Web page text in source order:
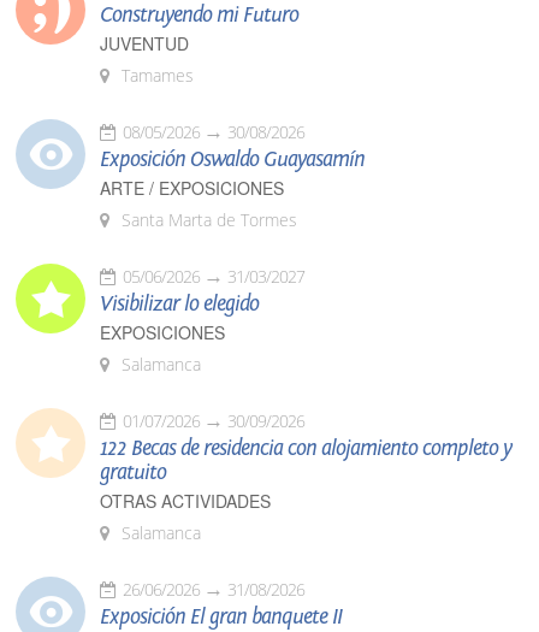
Construyendo mi Futuro
JUVENTUD
Tamames
08/05/2026 30/08/2026
Exposición Oswaldo Guayasamín
ARTE / EXPOSICIONES
Santa Marta de Tormes
05/06/2026 31/03/2027
Visibilizar lo elegido
EXPOSICIONES
Salamanca
01/07/2026 30/09/2026
122 Becas de residencia con alojamiento completo y
gratuito
OTRAS ACTIVIDADES
Salamanca
26/06/2026 31/08/2026
Exposición El gran banquete II